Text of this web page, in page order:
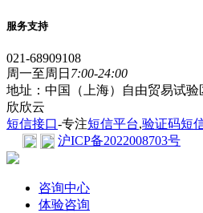
服务支持
021-68909108
周一至周日 7:00-24:00
地址：中国（上海）自由贸易试验
欣欣云
短信接口-专注短信平台,验证码短
沪ICP备2022008703号
咨询中心
体验咨询